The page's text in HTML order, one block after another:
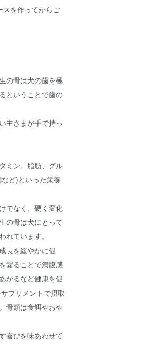
スを作ってからご
の骨は犬の歯を極
ということで歯の
主さまが手で持っ
ミン、脂肪、グル
ど)といった栄養
でなく、硬く変化
の骨は犬にとって
ています。
長を緩やかに促
齧ることで満腹感
がるなど健康を促
プリメントで摂取
骨類は食餌やおや
喜びを味あわせて